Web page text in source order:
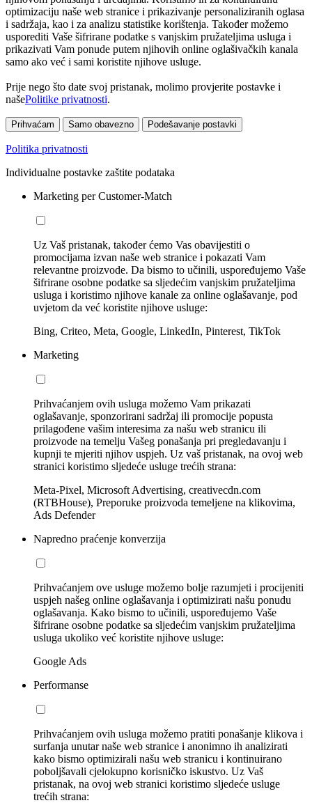
optimizaciju naše web stranice i prikazivanje personaliziranih oglasa
i sadržaja, kao i za analizu statistike korištenja. Također možemo
usporediti Vaše šifrirane podatke s vanjskim pružateljima usluga i
prikazivati Vam ponude putem njihovih online oglašivačkih kanala
samo ako već i sami koristite njihove usluge.
Prije nego što date svoj pristanak, molimo provjerite postavke i
našePolitike privatnosti.
Prihvaćam Samo obavezno Podešavanje postavki
Politika privatnosti
Individualne postavke zaštite podataka
Marketing per Customer-Match
Uz Vaš pristanak, također ćemo Vas obavijestiti o
promocijama izvan naše web stranice i pokazati Vam
relevantne proizvode. Da bismo to učinili, uspoređujemo Vaše
šifrirane osobne podatke sa sljedećim vanjskim pružateljima
usluga i koristimo njihove kanale za online oglašavanje, pod
uvjetom da već koristite njihove usluge:
Bing, Criteo, Meta, Google, LinkedIn, Pinterest, TikTok
Marketing
Prihvaćanjem ovih usluga možemo Vam prikazati
oglašavanje, sponzorirani sadržaj ili promocije popusta
prilagođene vašim interesima za našu web stranicu ili
proizvode na temelju Vašeg ponašanja pri pregledavanju i
kupnji te mjeriti njihov uspjeh. Uz vaš pristanak, na ovoj web
stranici koristimo sljedeće usluge trećih strana:
Meta-Pixel, Microsoft Advertising, creativecdn.com
(RTBHouse), Preporuke proizvoda temeljene na klikovima,
Ads Defender
Napredno praćenje konverzija
Prihvaćanjem ove usluge možemo bolje razumjeti i procijeniti
uspjeh našeg online oglašavanja i optimizirati našu ponudu
oglašavanja. Kako bismo to učinili, uspoređujemo Vaše
šifrirane osobne podatke sa sljedećim vanjskim pružateljima
usluga ukoliko već koristite njihove usluge:
Google Ads
Performanse
Prihvaćanjem ovih usluga možemo pratiti ponašanje klikova i
surfanja unutar naše web stranice i anonimno ih analizirati
kako bismo optimizirali našu web stranicu i kontinuirano
poboljšavali cjelokupno korisničko iskustvo. Uz Vaš
pristanak, na ovoj web stranici koristimo sljedeće usluge
trećih strana: